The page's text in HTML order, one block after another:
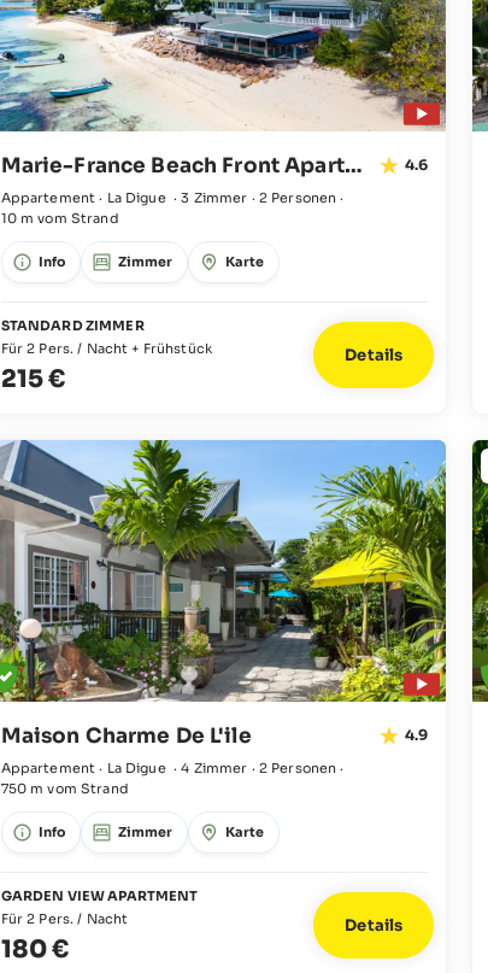
Marie-France Beach Front Apartments 4.6
Appartement · La Digue ·3 Zimmer · 2 Personen ·
10 m vom Strand
Info Zimmer Karte
STANDARD ZIMMER
Für 2 Pers. / Nacht + Frühstück
215 €
Details
Maison Charme De L'ile 4.9
Appartement · La Digue ·4 Zimmer · 2 Personen ·
750 m vom Strand
Info Zimmer Karte
GARDEN VIEW APARTMENT
Für 2 Pers. / Nacht
180 €
Details